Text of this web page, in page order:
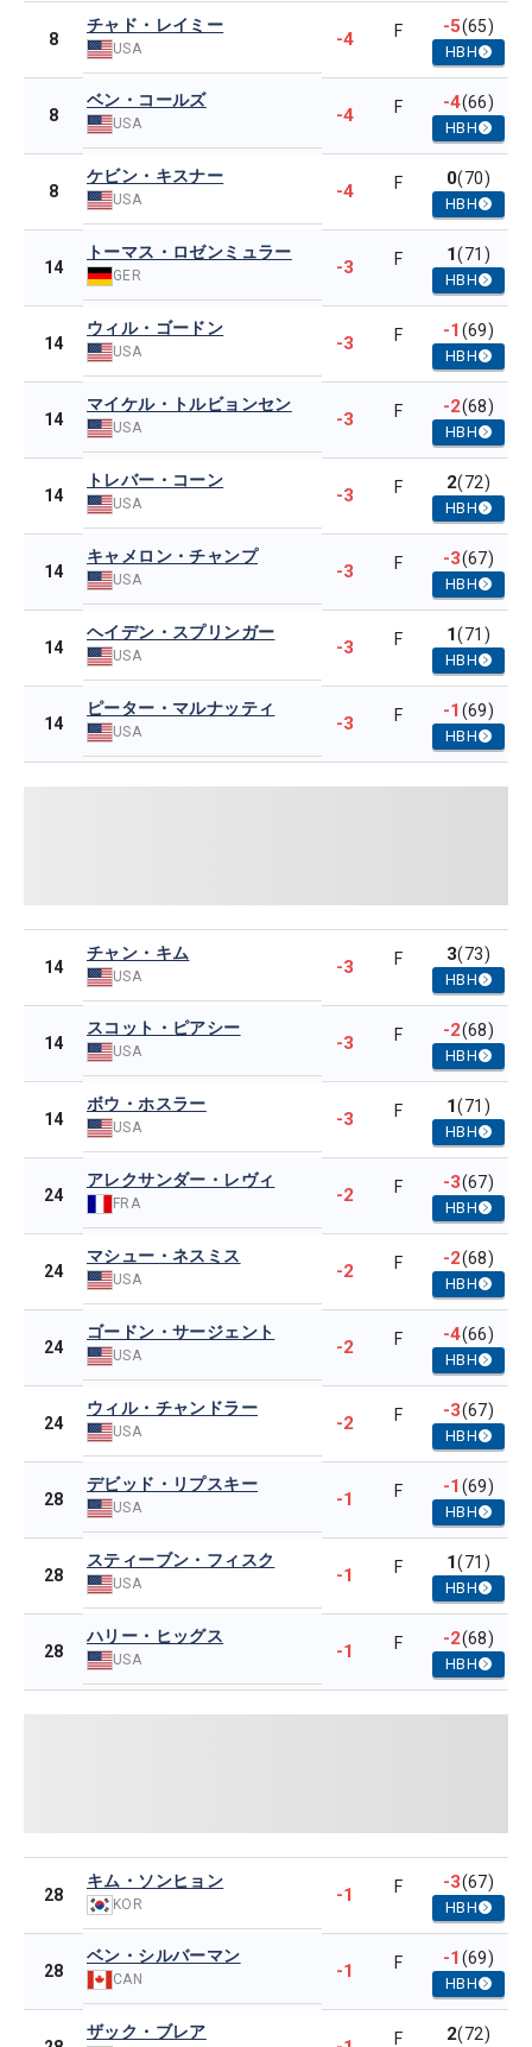
8
チャド・レイミー
USA -4 F -5(65)
HBH
8
ベン・コールズ
USA -4 F -4(66)
HBH
8
ケビン・キスナー
USA -4 F 0(70)
HBH
14
トーマス・ロゼンミュラー
GER -3 F 1(71)
HBH
14
ウィル・ゴードン
USA -3 F -1(69)
HBH
14
マイケル・トルビョンセン
USA -3 F -2(68)
HBH
14
トレバー・コーン
USA -3 F 2(72)
HBH
14
キャメロン・チャンプ
USA -3 F -3(67)
HBH
14
ヘイデン・スプリンガー
USA -3 F 1(71)
HBH
14
ピーター・マルナッティ
USA -3 F -1(69)
HBH
14
チャン・キム
USA -3 F 3(73)
HBH
14
スコット・ピアシー
USA -3 F -2(68)
HBH
14
ボウ・ホスラー
USA -3 F 1(71)
HBH
24
アレクサンダー・レヴィ
FRA -2 F -3(67)
HBH
24
マシュー・ネスミス
USA -2 F -2(68)
HBH
24
ゴードン・サージェント
USA -2 F -4(66)
HBH
24
ウィル・チャンドラー
USA -2 F -3(67)
HBH
28
デビッド・リプスキー
USA -1 F -1(69)
HBH
28
スティーブン・フィスク
USA -1 F 1(71)
HBH
28
ハリー・ヒッグス
USA -1 F -2(68)
HBH
28
キム・ソンヒョン
KOR -1 F -3(67)
HBH
28
ベン・シルバーマン
CAN -1 F -1(69)
HBH
ザック・ブレア F 2(72)